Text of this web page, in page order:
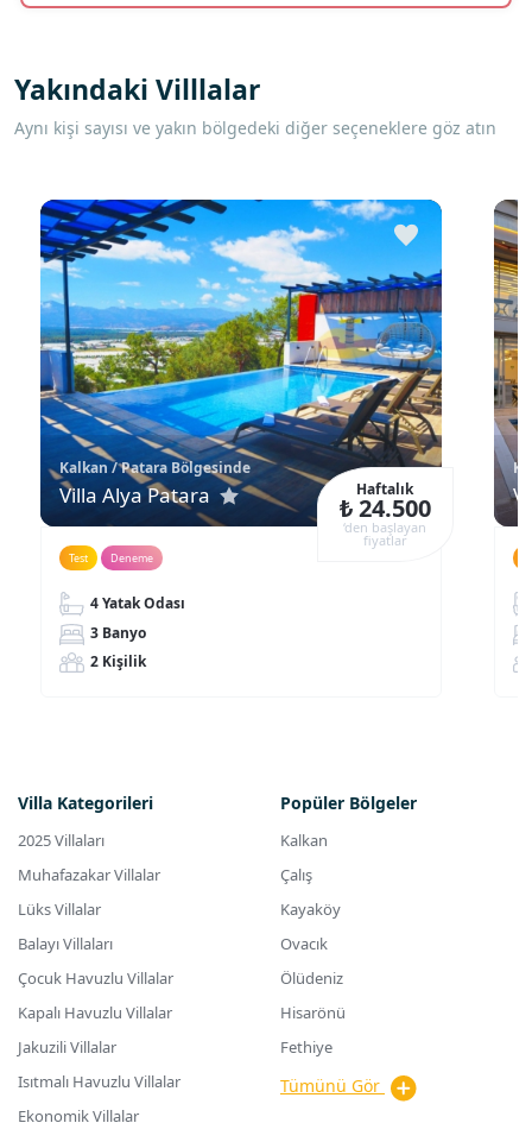
Yakındaki Villlalar
Aynı kişi sayısı ve yakın bölgedeki diğer seçeneklere göz atın
Kalkan / Patara Bölgesinde
Villa Alya Patara Haftalık
₺ 24.500
‘den başlayan
fiyatlar
Test Deneme
4 Yatak Odası
3 Banyo
2 Kişilik
Villa Kategorileri
2025 Villaları
Muhafazakar Villalar
Lüks Villalar
Balayı Villaları
Çocuk Havuzlu Villalar
Kapalı Havuzlu Villalar
Jakuzili Villalar
Isıtmalı Havuzlu Villalar
Ekonomik Villalar
Popüler Bölgeler
Kalkan
Çalış
Kayaköy
Ovacık
Ölüdeniz
Hisarönü
Fethiye
Tümünü Gör